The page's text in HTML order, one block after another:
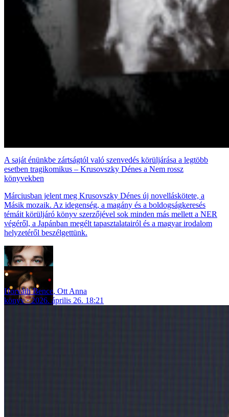
A saját énünkbe zártságtól való szenvedés körüljárása a legtöbb
esetben tragikomikus – Krusovszky Dénes a Nem rossz
könyvekben
Márciusban jelent meg Krusovszky Dénes új novelláskötete, a
Másik mozaik. Az idegenség, a magány és a boldogságkeresés
témáit körüljáró könyv szerzőjével sok minden más mellett a NER
végéről, a Japánban megélt tapasztalatairól és a magyar irodalom
helyzetéről beszélgettünk.
Horváth Bence, Ott Anna
könyv
2026. április 26. 18:21